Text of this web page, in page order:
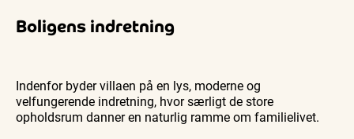
Boligens indretning
Indenfor byder villaen på en lys, moderne og
velfungerende indretning, hvor særligt de store
opholdsrum danner en naturlig ramme om familielivet.